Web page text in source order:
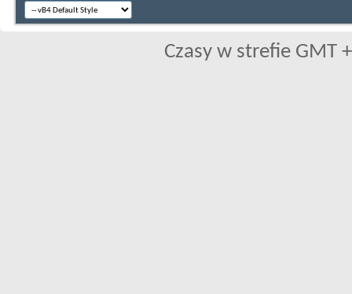
Czasy w strefie GMT